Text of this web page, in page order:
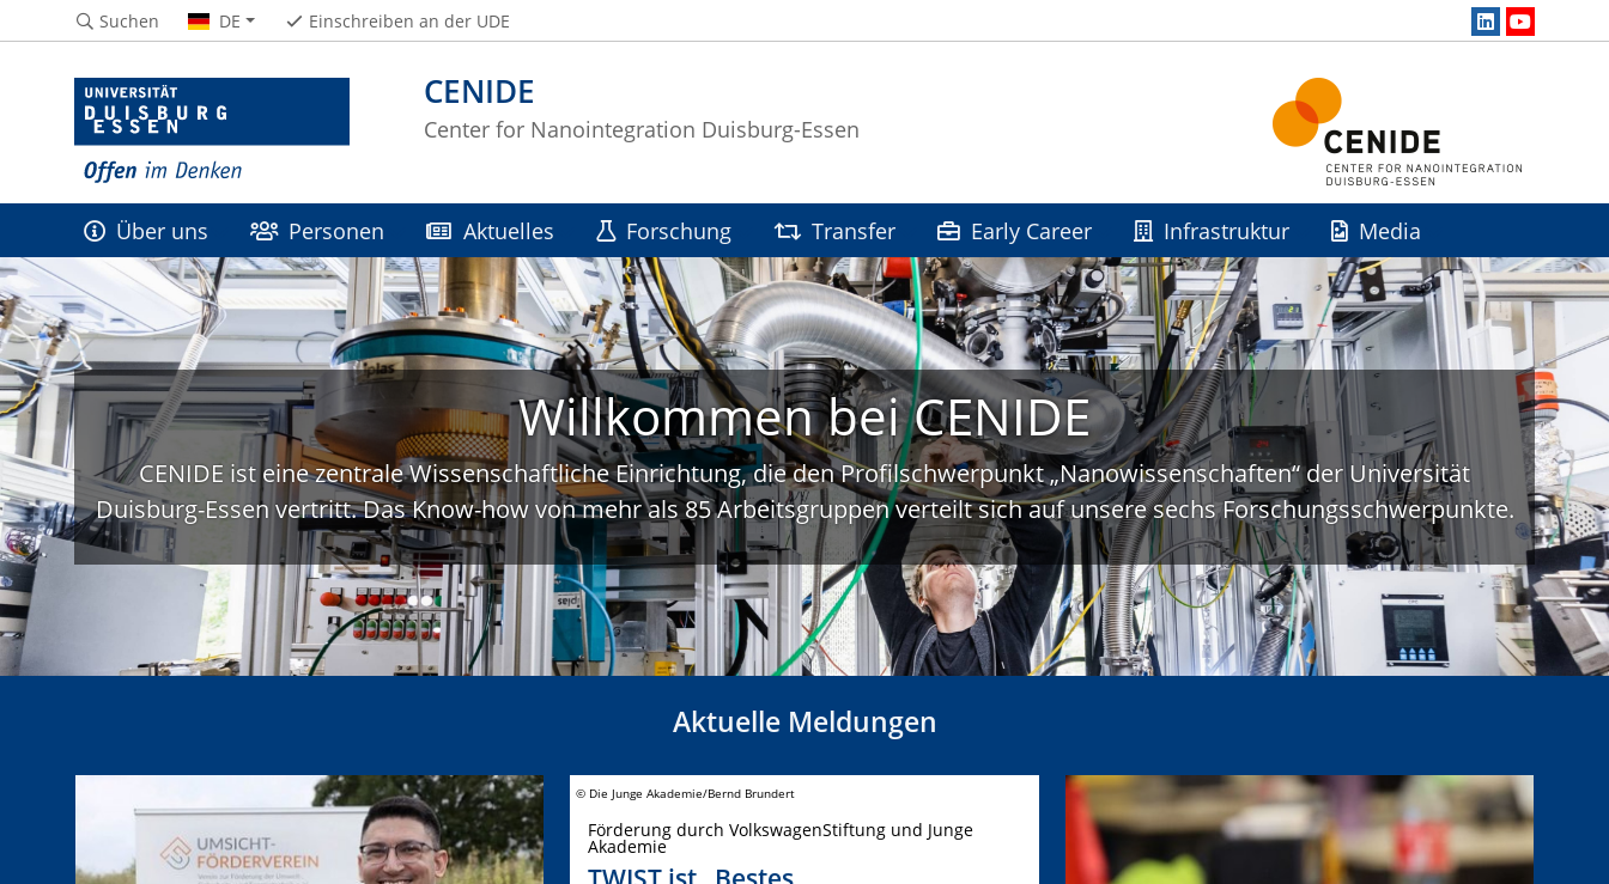
CENIDE
Center for Nanointegration Duisburg-Essen
Suchen DE Einschreiben an der UDE
Über uns Personen Aktuelles Forschung Transfer Early Career Infrastruktur Media
Willkommen bei CENIDE
CENIDE ist eine zentrale Wissenschaftliche Einrichtung, die den Profilschwerpunkt „Nanowissenschaften“ der Universität
Duisburg-Essen vertritt. Das Know-how von mehr als 85 Arbeitsgruppen verteilt sich auf unsere sechs Forschungsschwerpunkte.
Aktuelle Meldungen
© Die Junge Akademie/Bernd Brundert
Förderung durch VolkswagenStiftung und Junge
Akademie